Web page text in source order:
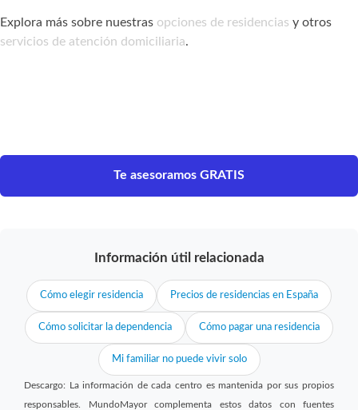
Explora más sobre nuestras opciones de residencias y otros
servicios de atención domiciliaria.
Te asesoramos GRATIS
Información útil relacionada
Cómo elegir residencia Precios de residencias en España
Cómo solicitar la dependencia Cómo pagar una residencia
Mi familiar no puede vivir solo
Descargo: La información de cada centro es mantenida por sus propios
responsables. MundoMayor complementa estos datos con fuentes